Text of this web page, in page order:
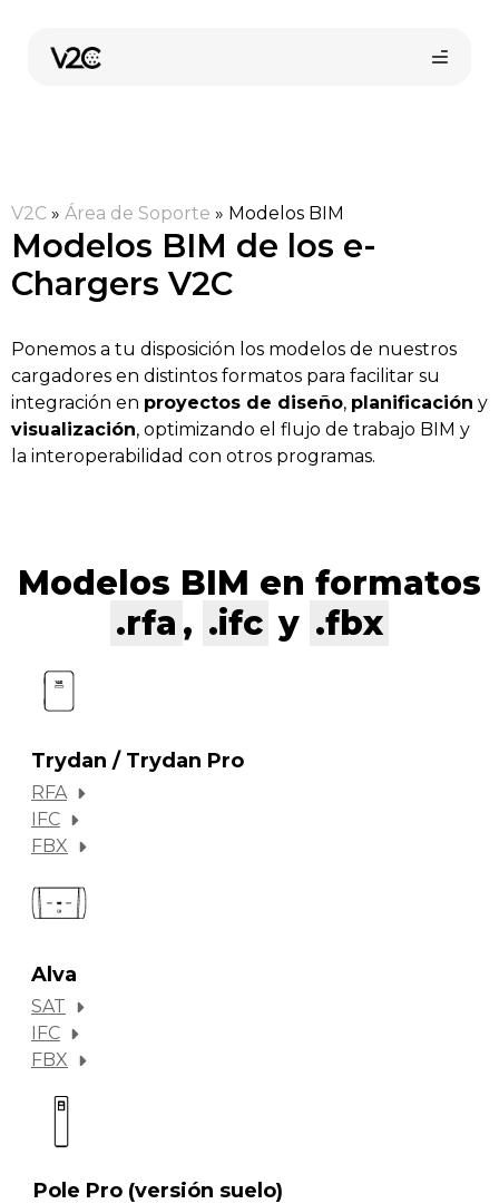
contenido
V2C » Área de Soporte » Modelos BIM
Modelos BIM de los e-
Chargers V2C
Ponemos a tu disposición los modelos de nuestros
cargadores en distintos formatos para facilitar su
integración en proyectos de diseño, planificación y
visualización, optimizando el flujo de trabajo BIM y
la interoperabilidad con otros programas.
Modelos BIM en formatos
.rfa , .ifc y .fbx
Trydan / Trydan Pro
RFA
IFC
FBX
Alva
SAT
IFC
FBX
Pole Pro (versión suelo)